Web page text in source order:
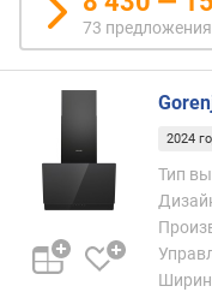
д
т
е
л
н
с
т
ь
73 предложения
2024
Тип